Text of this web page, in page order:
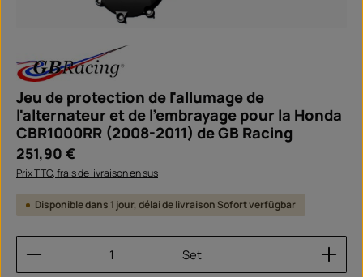
Jeu de protection de l'allumage de
l'alternateur et de l'embrayage pour la Honda
CBR1000RR (2008-2011) de GB Racing
Prix régulier :
251,90 €
Prix TTC, frais de livraison en sus
Disponible dans 1 jour, délai de livraison Sofort verfügbar
Quantité de produit : Entrez la quantité
Set